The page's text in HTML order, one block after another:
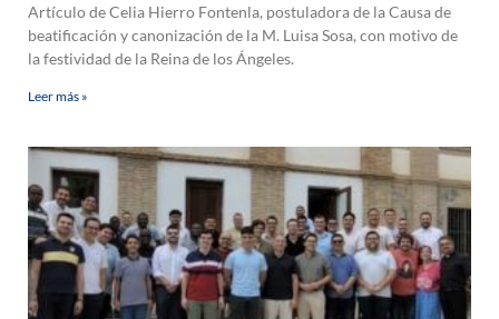
Artículo de Celia Hierro Fontenla, postuladora de la Causa de
beatificación y canonización de la M. Luisa Sosa, con motivo de
la festividad de la Reina de los Ángeles.
Leer más »